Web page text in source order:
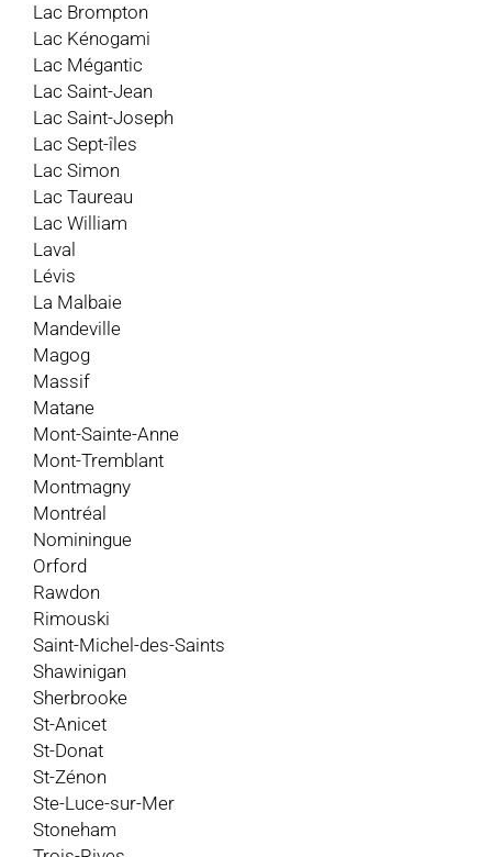
Lac Brompton
Lac Kénogami
Lac Mégantic
Lac Saint-Jean
Lac Saint-Joseph
Lac Sept-îles
Lac Simon
Lac Taureau
Lac William
Laval
Lévis
La Malbaie
Mandeville
Magog
Massif
Matane
Mont-Sainte-Anne
Mont-Tremblant
Montmagny
Montréal
Nominingue
Orford
Rawdon
Rimouski
Saint-Michel-des-Saints
Shawinigan
Sherbrooke
St-Anicet
St-Donat
St-Zénon
Ste-Luce-sur-Mer
Stoneham